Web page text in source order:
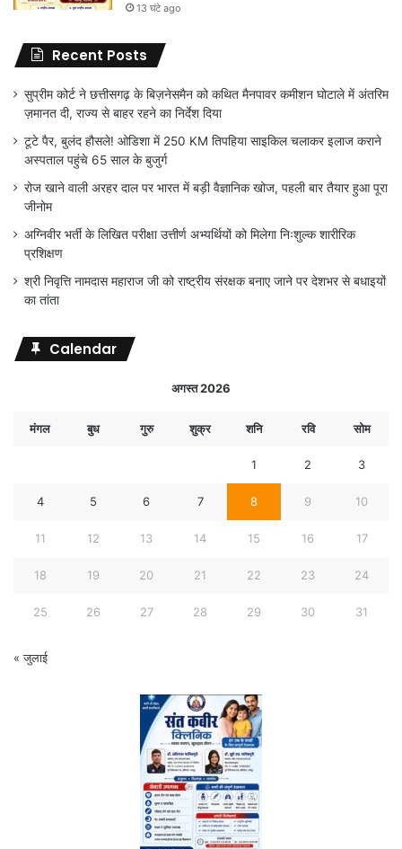
13 घंटे ago
Recent Posts
सुप्रीम कोर्ट ने छत्तीसगढ़ के बिज़नेसमैन को कथित मैनपावर कमीशन घोटाले में अंतरिम
ज़मानत दी, राज्य से बाहर रहने का निर्देश दिया
टूटे पैर, बुलंद हौसले! ओडिशा में 250 KM तिपहिया साइकिल चलाकर इलाज कराने
अस्पताल पहुंचे 65 साल के बुजुर्ग
रोज खाने वाली अरहर दाल पर भारत में बड़ी वैज्ञानिक खोज, पहली बार तैयार हुआ पूरा
जीनोम
अग्निवीर भर्ती के लिखित परीक्षा उत्तीर्ण अभ्यर्थियों को मिलेगा निःशुल्क शारीरिक
प्रशिक्षण
श्री निवृत्ति नामदास महाराज जी को राष्ट्रीय संरक्षक बनाए जाने पर देशभर से बधाइयों
का तांता
Calendar
अगस्त 2026
मंगल बुध गुरु शुक्र शनि रवि सोम
1 2 3
4 5 6 7 8 9 10
11 12 13 14 15 16 17
18 19 20 21 22 23 24
25 26 27 28 29 30 31
« जुलाई